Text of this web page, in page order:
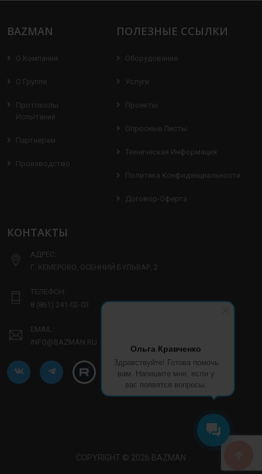
Ольга Кравченко
Здравствуйте! Готова помочь
вам. Напишите мне, если у
вас появятся вопросы.
BAZMAN
О Компании
О Группе
Протоколы
Испытаний
Партнерам
Производство
ПОЛЕЗНЫЕ ССЫЛКИ
Оборудование
Услуги
Проекты
Опросные Листы
Техническая Информация
Политика Конфиденциальности
Договор-Оферта
КОНТАКТЫ
АДРЕС:
Г. КЕМЕРОВО, ОСЕННИЙ БУЛЬВАР, 2
ТЕЛЕФОН:
8 (861) 241-02-03
EMAIL:
INFO@BAZMAN.RU
COPYRIGHT © 2026 BAZMAN